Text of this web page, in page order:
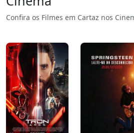
Confira os Filmes em Cartaz nos